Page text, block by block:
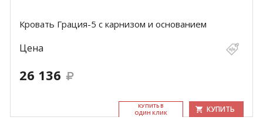
Кровать Грация-5 с карнизом и основанием
Цена
26 136
КУ­ПИТЬ В
ОДИН КЛИК
КУПИТЬ